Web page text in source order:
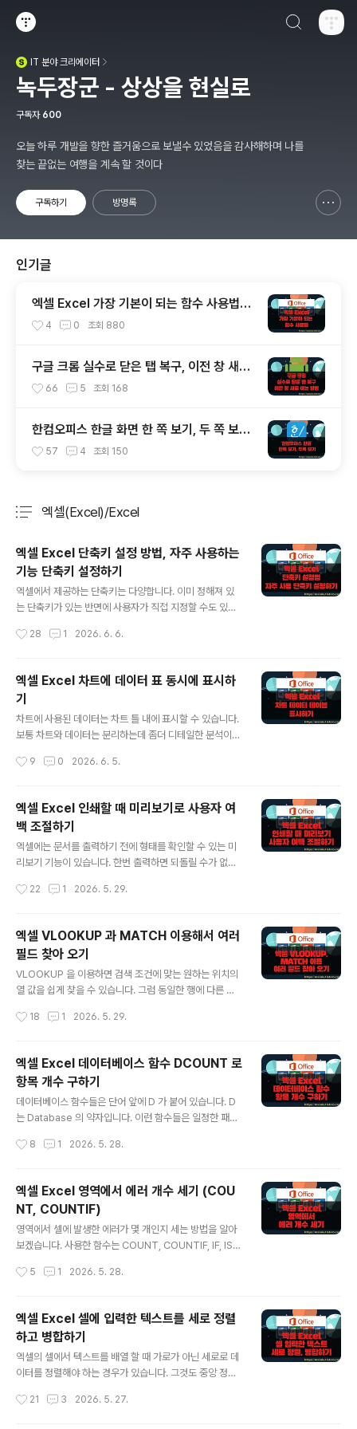
IT 분야 크리에이터
녹두장군 - 상상을 현실로
구독자 600
오늘 하루 개발을 향한 즐거움으로 보낼수 있었음을 감사해하며 나를
찾는 끝없는 여행을 계속 할 것이다
구독하기 방명록
인기글
엑셀 Excel 가장 기본이 되는 함수 사용법에
알아보기
4 0 조회 880
구글 크롬 실수로 닫은 탭 복구, 이전 창 새로
여는 방법
66 5 조회 168
한컴오피스 한글 화면 한 쪽 보기, 두 쪽 보기
쉽게 전환하는 방법
57 4 조회 150
엑셀(Excel)/Excel
엑셀 Excel 단축키 설정 방법, 자주 사용하는
기능 단축키 설정하기
엑셀에서 제공하는 단축키는 다양합니다. 이미 정해져 있
는 단축키가 있는 반면에 사용자가 직접 지정할 수도 있습
도구" 를 이용한 단축키 설정 방법입니다. 이것은 사용자
◎ 빠른 실행 도구 단축키 추가하기 ▼ 리본 메뉴에 단축키
는 정해져 있습니다. 사용자가 추가할 수 있는 곳은 Alt +
1, 2, 3, 4 ... 가 가능한 빠른 실행 단축키입니다. 빠른 실행
단축키는 왼쪽 상단에 있으며, 왼쪽부터 1, 2, 3 .. 입니다.
▼ 단축키는 빠른 실행 도구 에 등..
28 1 2026. 6. 6.
엑셀 Excel 차트에 데이터 표 동시에 표시하
기
차트에 사용된 데이터는 차트 틀 내에 표시할 수 있습니다.
보통 차트와 데이터는 분리하는데 좀더 디테일한 분석이
만 데이터가 많은 경우 차트 모양이 줄기 때문에 비효율적
▼ 그림처럼 외부에 있는 데이터 표를 차내 내부에 포함시
켜 보겠습니다. ▼ 차트에 사용한 데이터를 그래프 바로 아
래에 표시하는 방법으로 빠른 레이아웃 리본 메뉴를 이용
합니다. 먼저 차트 > 상단 차트 디자인 탭을 선택합니다.
▼ 다음 차트 디자인 탭 왼쪽 끝에 빠른 레이아웃 리본 메
아웃들이 목록으로 나타납니다. 그 중에서 데이터를 차트
9 0 2026. 6. 5.
엑셀 Excel 인쇄할 때 미리보기로 사용자 여
백 조절하기
엑셀에는 문서를 출력하기 전에 형태를 확인할 수 있는 미
리보기 기능이 있습니다. 한번 출력하면 되돌릴 수가 없기
인쇄 전에 여백을 확인하고 조절하는 여러가지 방법에 대
[파일] 탭 > [인쇄] 메뉴를 클릭하면 화면 오른쪽에 인쇄 미
리보기 화면을 볼 수 있습니다. 인쇄 미리보기 화면 왼쪽에
는 다양한 설정 옵션들이 배치되어 있는데 사용자 여백을
조절할 수 있는 메뉴도 포함되어 있습니다. ▼ 먼저 인쇄
해 보겠습니다. 화면 오른쪽 하단에 여백 표시를 클릭하면
22 1 2026. 5. 29.
엑셀 VLOOKUP 과 MATCH 이용해서 여러
필드 찾아 오기
VLOOKUP 을 이용하면 검색 조건에 맞는 원하는 위치의
열 값을 쉽게 찾을 수 있습니다. 그럼 동일한 행에 다른 열
열 마다 VLOOKUP 함수를 만들지 않고 한번 작성한 식을
주 편하겠죠. 방법은 MATCH 함수로 상대 경로를 찾아 주
는 것입니다. ※ 아래는 참고하면 좋을 만한 글들의 링크를
모아둔 것입니다. ※▶ 엑셀 Excel VLOOKUP 함수, 원하
는 값 찾을 사용▶ 엑셀 Excel VLOOKUP 오류 #N/A 처
리 방법▶ 엑셀 Excel 데이터에서 VLOOKUP 함수 이용
값들 가져오기, VLOOKUP 함수 사용▶ ..
18 1 2026. 5. 29.
엑셀 Excel 데이터베이스 함수 DCOUNT 로
항목 개수 구하기
데이터베이스 함수들은 단어 앞에 D 가 붙어 있습니다. D
는 Database 의 약자입니다. 이런 함수들은 일정한 패턴
필드에 열 번호를 넣습니다. 세 번째는 값을 걸러내기 위한
에 하나만 숙지해 두면 다른 함수들을 사용하는데 어려움
이 없습니다. 이번에는 항목의 개수를 구하는 DCOUNT
함수를 알아 보겠습니다. ▼ DCOUNT 함수는 목록이나
데이터베이스 영역에서 지정한 조건에 맞는 숫자의 합을
DCOUNT (database, field, criteria) 로 되어 있습..
8 1 2026. 5. 28.
엑셀 Excel 영역에서 에러 개수 세기 (COU
NT, COUNTIF)
영역에서 셀에 발생한 에러가 몇 개인지 세는 방법을 알아
보겠습니다. 사용한 함수는 COUNT, COUNTIF, IF, ISE
아닌 모든 데이터 개수를 셉니다. COUNTIF 는 인수로 입
함수 이용해서 에러 개수 세기 ▼ COUNT 는 매개변수에
입력한 영역에서 에러를 제외한 정상적인 데이터 개수만
계산합니다. 그럼 에러 개수는 어떻게 세야 할까요? ▼ 먼
저 에러 개수를 세기 전에 에러를 판단하는 함수를 알아야
합니다. ▼ 다음은 IF 함수를 사용해서 셀이 에..
5 1 2026. 5. 28.
엑셀 Excel 셀에 입력한 텍스트를 세로 정렬
하고 병합하기
엑셀의 셀에서 텍스트를 배열 할 때 가로가 아닌 세로로 데
이터를 정렬해야 하는 경우가 있습니다. 그것도 중앙 정렬
어떻게 해야 할까요? 스페이스바를 이용해서 한 칸씩 띄우
21 3 2026. 5. 27.